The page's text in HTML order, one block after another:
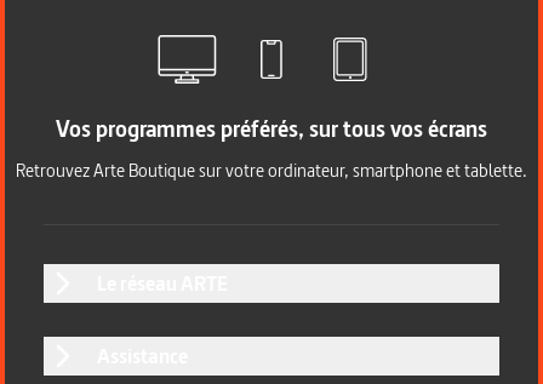
Vos programmes préférés, sur tous vos écrans
Retrouvez Arte Boutique sur votre ordinateur, smartphone et tablette.